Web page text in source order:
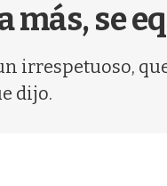
más, se
irrespetuoso,
dijo.